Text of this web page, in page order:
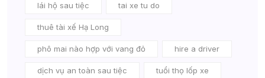
lái hộ sau tiệc tai xe tu do
thuê tài xế Hạ Long
phô mai nào hợp với vang đỏ hire a driver
dịch vụ an toàn sau tiệc tuổi thọ lốp xe